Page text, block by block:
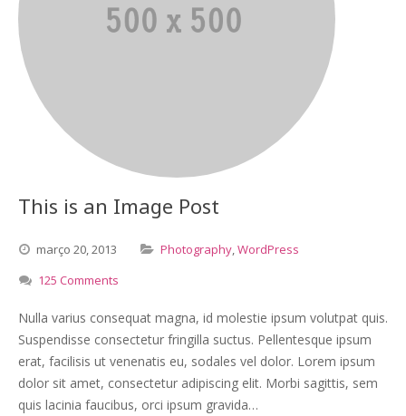
This is an Image Post
março 20,2013 Photography,WordPress
125 Comments
Nulla varius consequat magna, id molestie ipsum volutpat quis.
Suspendisse consectetur fringilla suctus. Pellentesque ipsum
erat, facilisis ut venenatis eu, sodales vel dolor. Lorem ipsum
dolor sit amet, consectetur adipiscing elit. Morbi sagittis, sem
quis lacinia faucibus, orci ipsum gravida…